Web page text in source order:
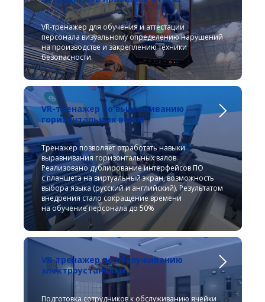
VR-тренажер для обучения и аттестации
персонала визуальному определению нарушений
на производстве и закреплению техники
безопасности.
VR-тренажер по выравниванию
горизонтальных валов
Тренажер позволяет отработать навыки
выравнивания горизонтальных валов.
Реализовано дублирование интерфейсов ПО
с планшета на виртуальный экран, возможность
выбора языка (русский и английский). Результатом
внедрения стало сокращение времени
на обучение персонала до 50%
VR-тренажер по обслуживанию
электроустановки
Подготовка сотрудников к обслуживанию ячейки